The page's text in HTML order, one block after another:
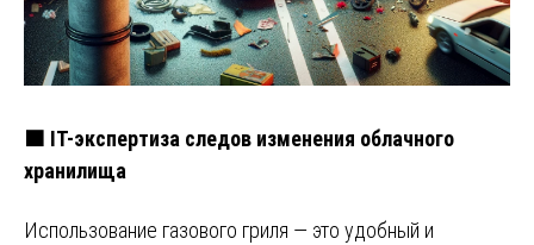
🟧 IT-экспертиза следов изменения облачного
хранилища
Использование газового гриля — это удобный и